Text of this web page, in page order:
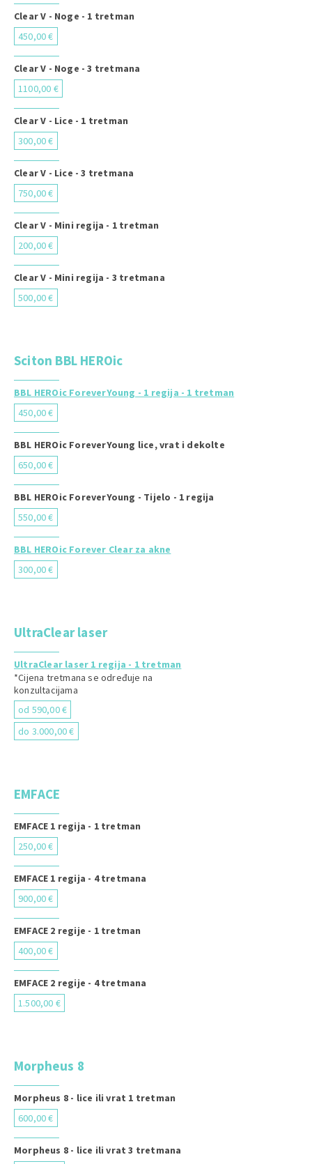
Clear V - Noge - 1 tretman
450,00 €
Clear V - Noge - 3 tretmana
1100,00 €
Clear V - Lice - 1 tretman
300,00 €
Clear V - Lice - 3 tretmana
750,00 €
Clear V - Mini regija - 1 tretman
200,00 €
Clear V - Mini regija - 3 tretmana
500,00 €
Sciton BBL HEROic
BBL HEROic ForeverYoung - 1 regija - 1 tretman
450,00 €
BBL HEROic ForeverYoung lice, vrat i dekolte
650,00 €
BBL HEROic ForeverYoung - Tijelo - 1 regija
550,00 €
BBL HEROic Forever Clear za akne
300,00 €
UltraClear laser
UltraClear laser 1 regija - 1 tretman
*Cijena tretmana se određuje na
konzultacijama
od 590,00 €
do 3.000,00 €
EMFACE
EMFACE 1 regija - 1 tretman
250,00 €
EMFACE 1 regija - 4 tretmana
900,00 €
EMFACE 2 regije - 1 tretman
400,00 €
EMFACE 2 regije - 4 tretmana
1.500,00 €
Morpheus 8
Morpheus 8 - lice ili vrat 1 tretman
600,00 €
Morpheus 8 - lice ili vrat 3 tretmana